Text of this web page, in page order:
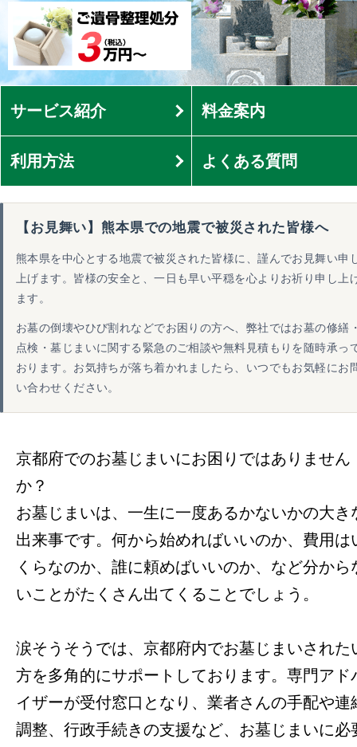
サービス紹介 料金案内
利用方法 よくある質問
【お見舞い】熊本県での地震で被災された皆様へ
熊本県を中心とする地震で被災された皆様に、謹んでお見舞い申
上げます。皆様の安全と、一日も早い平穏を心よりお祈り申し上
ます。
お墓の倒壊やひび割れなどでお困りの方へ、弊社ではお墓の修繕
点検・墓じまいに関する緊急のご相談や無料見積もりを随時承っ
おります。お気持ちが落ち着かれましたら、いつでもお気軽にお
い合わせください。
京都府でのお墓じまいにお困りではありません
か？
お墓じまいは、一生に一度あるかないかの大き
出来事です。何から始めればいいのか、費用は
くらなのか、誰に頼めばいいのか、など分から
いことがたくさん出てくることでしょう。
涙そうそうでは、京都府内でお墓じまいされた
方を多角的にサポートしております。専門アド
イザーが受付窓口となり、業者さんの手配や連
調整、行政手続きの支援など、お墓じまいに必